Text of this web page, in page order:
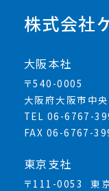
株式会社
大阪本社
〒540-0005
大阪府大阪市中
TEL 06-6767-
FAX 06-6767-
東京支社
〒111-0053
東